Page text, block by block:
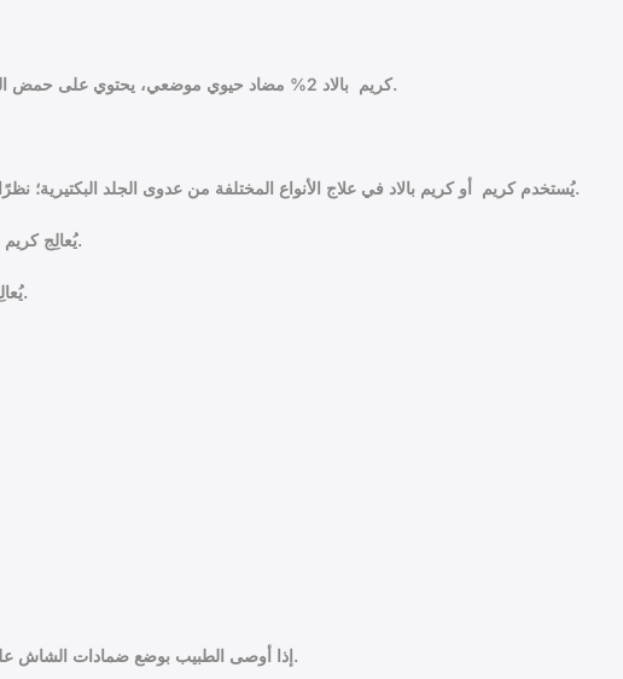
كريم بالاد 2% مضاد حيوي موضعي، يحتوي على حمض الفوسيديك، ويُستخدم في علاج عدوى الجلد البكتيريّة، ويُقدّر مُحتوى العبوة بـ 15 جرامًا.
يُستخدم كريم أو كريم بالاد في علاج الأنواع المختلفة من عدوى الجلد البكتيرية؛ نظرًا لأنه يمنع نمو البكتيريا، وتكاثرها، ما يساعد الجهاز المناعي في القضاء على العدوى.
يُعالِج كريم بالاد للوجه البثور والحبوب، والدمامل، الناتجة عن العدوى البكتيرية، بالوجه والرقبة.
يُعالِج كريم بالاد أيضًا الجروح المُصابة بالعدوى، وكذلك عدوى الجروح لمرضى السكري.
إذا أوصى الطبيب بوضع ضمادات الشاش على موضع الإصابة؛ فربما يوجِّهُك أيضًا لاستخدام كريم بالاد مرة أو مرتين فقط يوميًّا.